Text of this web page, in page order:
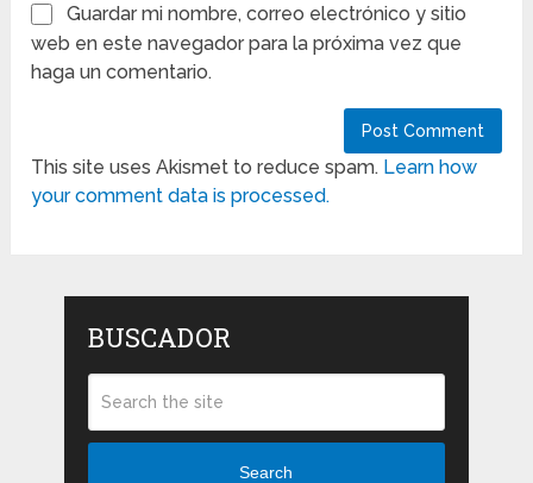
Guardar mi nombre, correo electrónico y sitio
web en este navegador para la próxima vez que
haga un comentario.
This site uses Akismet to reduce spam. Learn how
your comment data is processed.
BUSCADOR
Search